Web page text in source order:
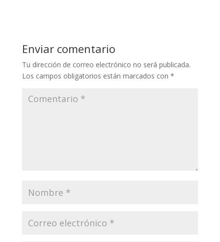
Enviar comentario
Tu dirección de correo electrónico no será publicada.
Los campos obligatorios están marcados con *